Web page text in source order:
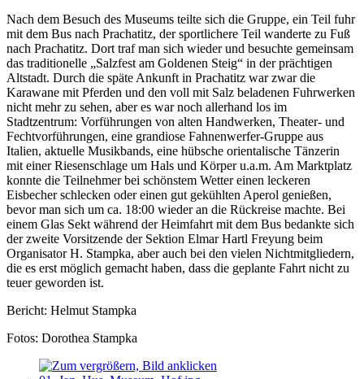
Nach dem Besuch des Museums teilte sich die Gruppe, ein Teil fuhr
mit dem Bus nach Prachatitz, der sportlichere Teil wanderte zu Fuß
nach Prachatitz. Dort traf man sich wieder und besuchte gemeinsam
das traditionelle „Salzfest am Goldenen Steig“ in der prächtigen
Altstadt. Durch die späte Ankunft in Prachatitz war zwar die
Karawane mit Pferden und den voll mit Salz beladenen Fuhrwerken
nicht mehr zu sehen, aber es war noch allerhand los im
Stadtzentrum: Vorführungen von alten Handwerken, Theater- und
Fechtvorführungen, eine grandiose Fahnenwerfer-Gruppe aus
Italien, aktuelle Musikbands, eine hübsche orientalische Tänzerin
mit einer Riesenschlage um Hals und Körper u.a.m. Am Marktplatz
konnte die Teilnehmer bei schönstem Wetter einen leckeren
Eisbecher schlecken oder einen gut gekühlten Aperol genießen,
bevor man sich um ca. 18:00 wieder an die Rückreise machte. Bei
einem Glas Sekt während der Heimfahrt mit dem Bus bedankte sich
der zweite Vorsitzende der Sektion Elmar Hartl Freyung beim
Organisator H. Stampka, aber auch bei den vielen Nichtmitgliedern,
die es erst möglich gemacht haben, dass die geplante Fahrt nicht zu
teuer geworden ist.
Bericht: Helmut Stampka
Fotos: Dorothea Stampka